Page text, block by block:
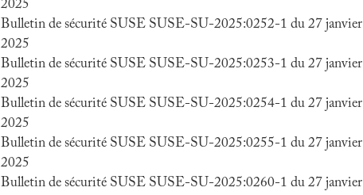
2025
Bulletin de sécurité SUSE SUSE-SU-2025:0252-1 du 27 janvier
2025
Bulletin de sécurité SUSE SUSE-SU-2025:0253-1 du 27 janvier
2025
Bulletin de sécurité SUSE SUSE-SU-2025:0254-1 du 27 janvier
2025
Bulletin de sécurité SUSE SUSE-SU-2025:0255-1 du 27 janvier
2025
Bulletin de sécurité SUSE SUSE-SU-2025:0260-1 du 27 janvier